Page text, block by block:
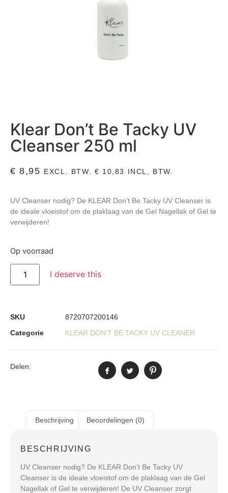
Klear Don’t Be Tacky UV
Cleanser 250 ml
€ 8,95 EXCL. BTW. € 10,83 INCL, BTW.
UV Cleanser nodig? De KLEAR Don’t Be Tacky UV Cleanser is
de ideale vloeistof om de plaklaag van de Gel Nagellak of Gel te
verwijderen!
Op voorraad
I deserve this
SKU
8720707200146
Categorie
KLEAR DON'T BE TACKY UV CLEANER
Delen:
Beschrijving Beoordelingen (0)
BESCHRIJVING
UV Cleanser nodig? De KLEAR Don’t Be Tacky UV
Cleanser is de ideale vloeistof om de plaklaag van de Gel
Nagellak of Gel te verwijderen! De UV Cleanser zorgt